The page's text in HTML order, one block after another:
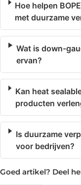
Hoe helpen
met duurzame
Wat is down-
ervan?
Kan heat
producten
Is duurzame
voor bedrijven?
Goed artikel? Deel